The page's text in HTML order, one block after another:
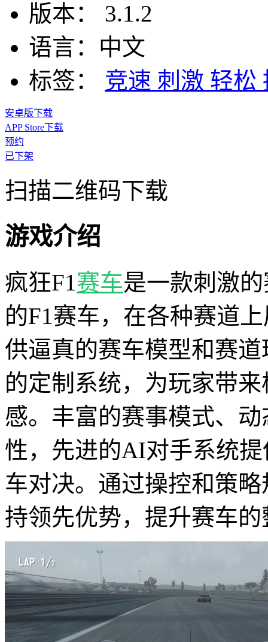
版本：
3.1.2
语言： 中文
标签：
竞速 刺激 轻松
安卓版下载
APP Store下载
预约
已下架
扫描二维码下载
游戏介绍
疯狂F1赛车是一款刺激
的F1赛车，在各种赛道
供逼真的赛车模型和赛
的定制系统，为玩家带
感。丰富的赛事模式、
性，先进的AI对手系统
车对决。通过操控和策
持领先优势，提升赛车